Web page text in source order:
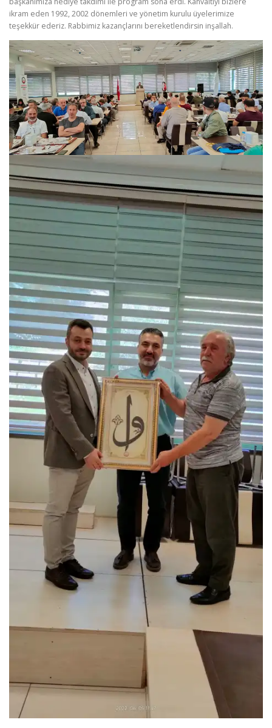
ikram eden 1992, 2002 dönemleri ve yönetim kurulu üyelerimize
teşekkür ederiz. Rabbimiz kazançlarını bereketlendirsin inşallah.